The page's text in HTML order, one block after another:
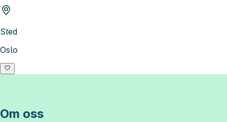
Sted
Oslo
Om oss